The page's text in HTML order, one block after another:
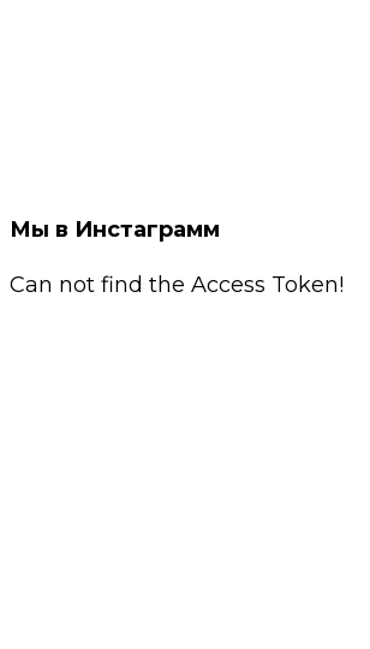
Мы в Инстаграмм
Can not find the Access Token!